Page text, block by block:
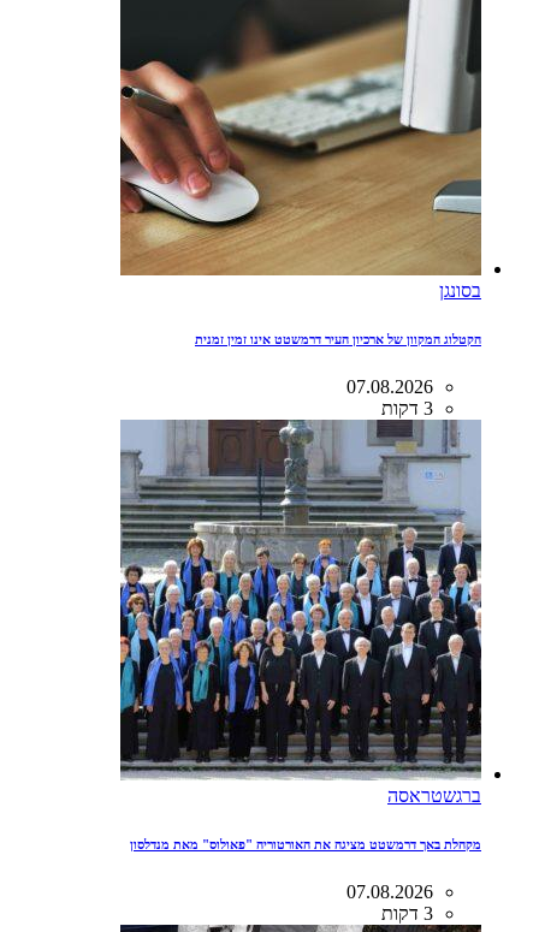
בסונגן
הקטלוג המקוון של ארכיון העיר דרמשטט אינו זמין זמנית
07.08.2026
3 דקות
ברגשטראסה
מקהלת באך דרמשטט מציגה את האורטוריה "פאולוס" מאת מנדלסון
07.08.2026
3 דקות